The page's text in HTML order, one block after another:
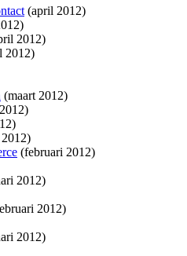
(april 2012)
2012)
2012)
(maart 2012)
(februari 2012)
2012)
2012)
2012)